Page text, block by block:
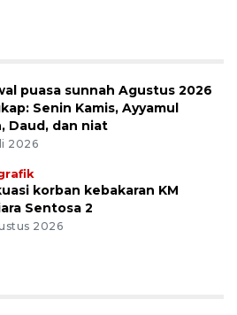
puasa sunnah Agustus 2026
Senin Kamis, Ayyamul
Daud, dan niat
2026
korban kebakaran KM
Sentosa 2
2026